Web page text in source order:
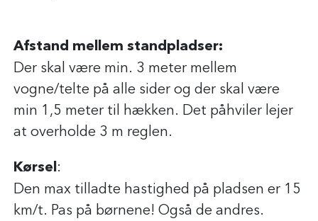
Afstand mellem standpladser:
Der skal være min. 3 meter mellem
vogne/telte på alle sider og der skal være
min 1,5 meter til hækken. Det påhviler lejer
at overholde 3 m reglen.
Kørsel:
Den max tilladte hastighed på pladsen er 15
km/t. Pas på børnene! Også de andres.